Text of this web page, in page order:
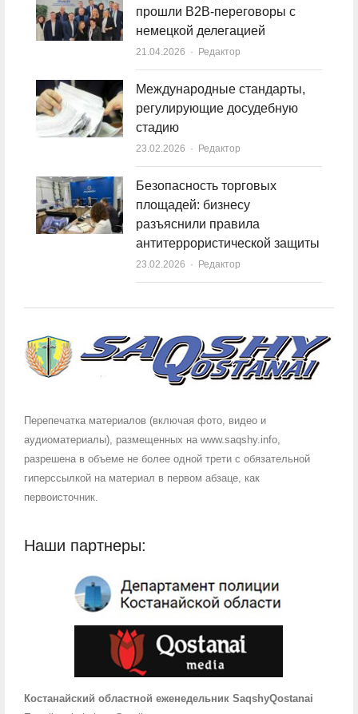
прошли B2B-переговоры с
немецкой делегацией
21.04.2026 Author
Редактор
Международные стандарты,
регулирующие досудебную
стадию
23.02.2026 Author
Редактор
Безопасность торговых
площадей: бизнесу
разъяснили правила
антитеррористической защиты
23.02.2026 Author
Редактор
Перепечатка материалов (включая фото, видео и
аудиоматериалы), размещенных на www.saqshy.info,
разрешена в объеме не более одной трети с обязательной
гиперссылкой на материал в первом абзаце, как
первоисточник.
Наши партнеры:
Костанайский областной еженедельник SaqshyQostanai